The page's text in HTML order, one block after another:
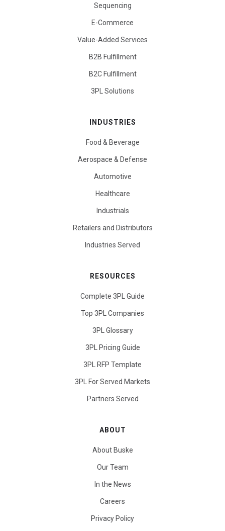
Sequencing
E-Commerce
Value-Added Services
B2B Fulfillment
B2C Fulfillment
3PL Solutions
INDUSTRIES
Food & Beverage
Aerospace & Defense
Automotive
Healthcare
Industrials
Retailers and Distributors
Industries Served
RESOURCES
Complete 3PL Guide
Top 3PL Companies
3PL Glossary
3PL Pricing Guide
3PL RFP Template
3PL For Served Markets
Partners Served
ABOUT
About Buske
Our Team
In the News
Careers
Privacy Policy